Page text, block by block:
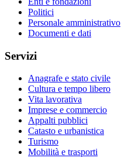
Politici
Personale amministrativo
Documenti e dati
Servizi
Anagrafe e stato civile
Cultura e tempo libero
Vita lavorativa
Imprese e commercio
Appalti pubblici
Catasto e urbanistica
Turismo
Mobilità e trasporti